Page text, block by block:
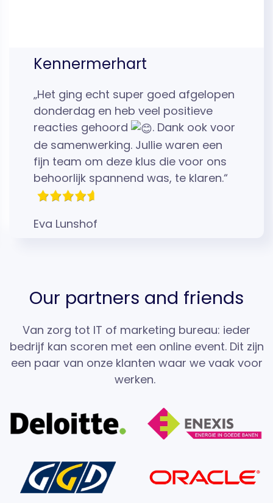
Kennermerhart
„Het ging echt super goed afgelopen
donderdag en heb veel positieve
reacties gehoord
. Dank ook voor
de samenwerking. Jullie waren een
fijn team om deze klus die voor ons
behoorlijk spannend was, te klaren.“
Eva Lunshof
Our partners and friends
Van zorg tot IT of marketing bureau: ieder
bedrijf kan scoren met een online event. Dit zijn
een paar van onze klanten waar we vaak voor
werken.